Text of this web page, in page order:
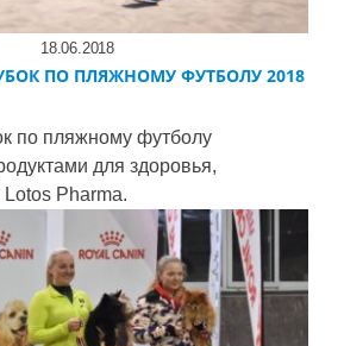
18.06.2018
ПО ПЛЯЖНОМУ ФУТБОЛУ 2018
по пляжному футболу
для здоровья,
Pharma.